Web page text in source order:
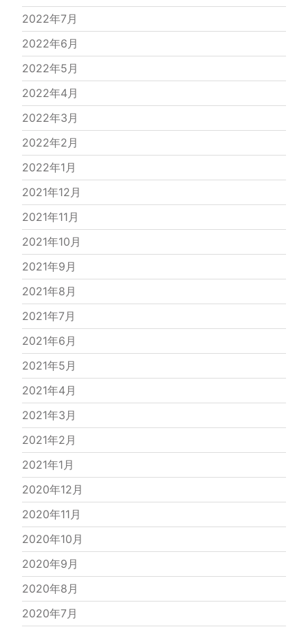
2022年7月
2022年6月
2022年5月
2022年4月
2022年3月
2022年2月
2022年1月
2021年12月
2021年11月
2021年10月
2021年9月
2021年8月
2021年7月
2021年6月
2021年5月
2021年4月
2021年3月
2021年2月
2021年1月
2020年12月
2020年11月
2020年10月
2020年9月
2020年8月
2020年7月